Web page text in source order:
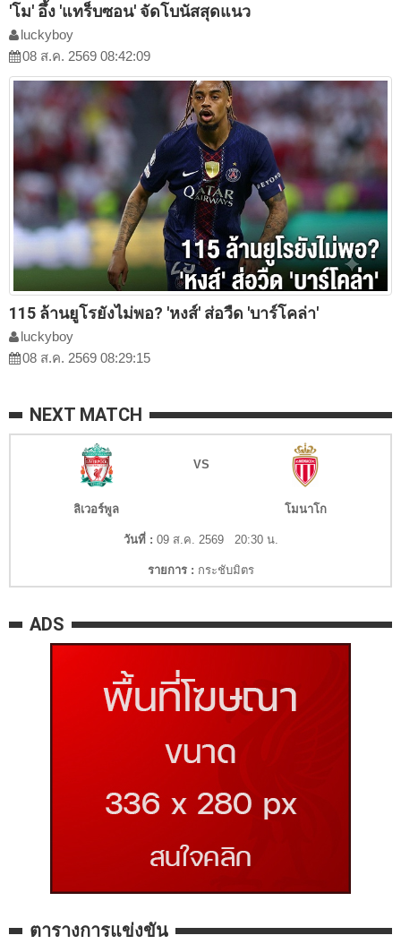
'โม' อึ้ง 'แทร็บซอน' จัดโบนัสสุดแนว
luckyboy
08 ส.ค. 2569 08:42:09
115 ล้านยูโรยังไม่พอ? 'หงส์' ส่อวืด 'บาร์โคล่า'
luckyboy
08 ส.ค. 2569 08:29:15
NEXT MATCH
VS
ลิเวอร์พูล โมนาโก
วันที่ : 09 ส.ค. 2569 20:30 น.
รายการ : กระชับมิตร
ADS
ตารางการแข่งขัน